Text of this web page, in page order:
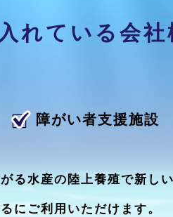
れている会社
障がい者支援施設
る水産の陸上養殖で新し
にご利用いただけます。